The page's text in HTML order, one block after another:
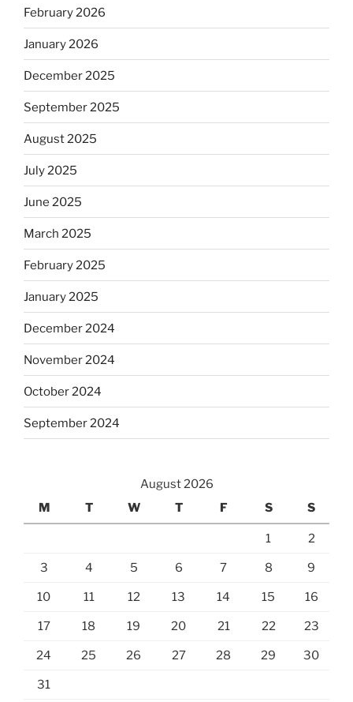
February 2026
January 2026
December 2025
September 2025
August 2025
July 2025
June 2025
March 2025
February 2025
January 2025
December 2024
November 2024
October 2024
September 2024
August 2026
M
T W T F S S
1 2
3 4 5 6 7 8 9
10 11 12 13 14 15 16
17 18 19 20 21 22 23
24 25 26 27 28 29 30
31